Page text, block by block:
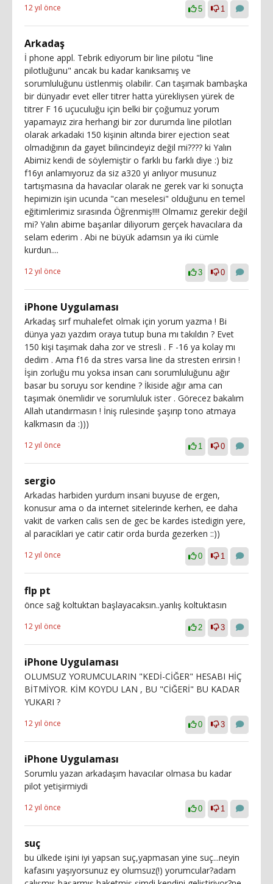
12 yıl önce 5 1
Arkadaş
İ phone appl. Tebrik ediyorum bir line pilotu "line
pilotluğunu" ancak bu kadar kanıksamış ve
sorumluluğunu üstlenmiş olabilir. Can taşımak bambaşka
bir dünyadır evet eller titrer hatta yürekliysen yürek de
titrer F 16 uçuculuğu için belki bir çoğumuz yorum
yapamayız zira herhangi bir zor durumda line pilotları
olarak arkadaki 150 kişinin altında birer ejection seat
olmadığının da gayet bilincindeyiz değil mi???? ki Yalın
Abimiz kendi de söylemiştir o farklı bu farklı diye :) biz
f16yı anlamıyoruz da siz a320 yi anlıyor musunuz
tartışmasına da havacılar olarak ne gerek var ki sonuçta
hepimizin işin ucunda "can meselesi" olduğunu en temel
eğitimlerimiz sırasında Öğrenmiş!!!! Olmamız gerekir değil
mi? Yalın abime başarılar diliyorum gerçek havacılara da
selam ederim . Abi ne büyük adamsın ya iki cümle
kurdun....
12 yıl önce 3 0
iPhone Uygulaması
Arkadaş sırf muhalefet olmak için yorum yazma ! Bi
dünya yazı yazdım oraya tutup buna mı takıldın ? Evet
150 kişi taşımak daha zor ve stresli . F -16 ya kolay mı
dedim . Ama f16 da stres varsa line da stresten erirsin !
İşin zorluğu mu yoksa insan canı sorumluluğunu ağır
basar bu soruyu sor kendine ? İkiside ağır ama can
taşımak önemlidir ve sorumluluk ister . Görecez bakalım
Allah utandırmasın ! İniş rulesinde şaşırıp tono atmaya
kalkmasın da :)))
12 yıl önce 1 0
sergio
Arkadas harbiden yurdum insani buyuse de ergen,
konusur ama o da internet sitelerinde kerhen, ee daha
vakit de varken calis sen de gec be kardes istedigin yere,
al paraciklari ye catir catir orda burda gezerken ::))
12 yıl önce 0 1
flp pt
önce sağ koltuktan başlayacaksın..yanlış koltuktasın
12 yıl önce 2 3
iPhone Uygulaması
OLUMSUZ YORUMCULARIN "KEDİ-CİĞER" HESABI HİÇ
BİTMİYOR. KİM KOYDU LAN , BU "CİĞERİ" BU KADAR
YUKARI ?
12 yıl önce 0 3
iPhone Uygulaması
Sorumlu yazan arkadaşım havacılar olmasa bu kadar
pilot yetişirmiydi
12 yıl önce 0 1
suç
bu ülkede işini iyi yapsan suç,yapmasan yine suç...neyin
kafasını yaşıyorsunuz ey olumsuz(!) yorumcular?adam